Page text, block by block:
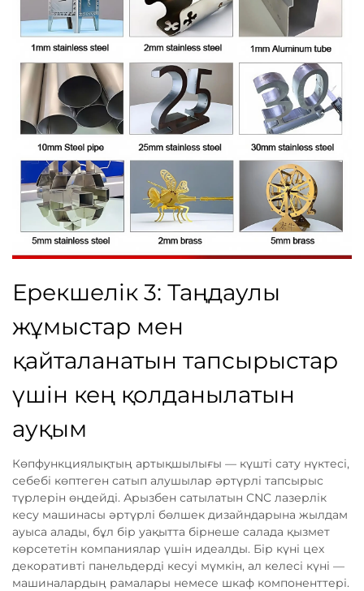
Ерекшелік 3: Таңдаулы
жұмыстар мен
қайталанатын тапсырыстар
үшін кең қолданылатын
ауқым
Көпфункциялықтың артықшылығы — күшті сату нүктесі,
себебі көптеген сатып алушылар әртүрлі тапсырыс
түрлерін өңдейді. Арызбен сатылатын CNC лазерлік
кесу машинасы әртүрлі бөлшек дизайндарына жылдам
ауыса алады, бұл бір уақытта бірнеше салада қызмет
көрсететін компаниялар үшін идеалды. Бір күні цех
декоративті панельдерді кесуі мүмкін, ал келесі күні —
машиналардың рамалары немесе шкаф компоненттері.